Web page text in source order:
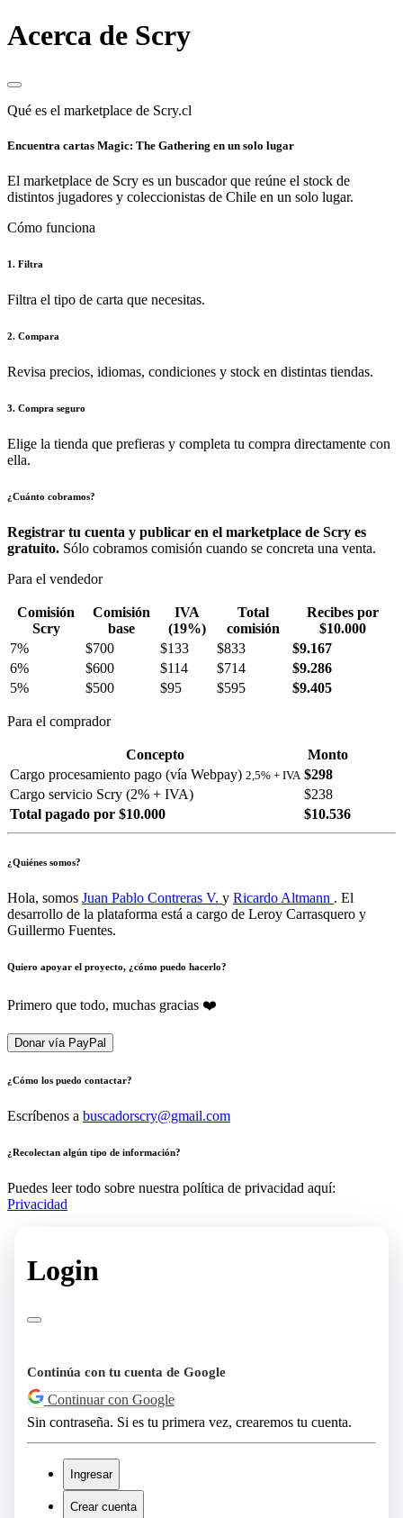
Acerca de Scry
Qué es el marketplace de Scry.cl
Encuentra cartas Magic: The Gathering en un solo lugar
El marketplace de Scry es un buscador que reúne el stock de
distintos jugadores y coleccionistas de Chile en un solo lugar.
Cómo funciona
1. Filtra
Filtra el tipo de carta que necesitas.
2. Compara
Revisa precios, idiomas, condiciones y stock en distintas tiendas.
3. Compra seguro
Elige la tienda que prefieras y completa tu compra directamente con
ella.
¿Cuánto cobramos?
Registrar tu cuenta y publicar en el marketplace de Scry es
gratuito. Sólo cobramos comisión cuando se concreta una venta.
Para el vendedor
Comisión
Scry
Comisión
base
IVA
(19%)
Total
comisión
Recibes por
$10.000
7%
$700 $133 $833
$9.167
6%
$600 $114 $714
$9.286
5%
$500 $95 $595 $9.405
Para el comprador
Concepto
Monto
Cargo procesamiento pago (vía Webpay) 2,5% + IVA $298
Cargo servicio Scry (2% + IVA)
$238
Total pagado por $10.000
$10.536
¿Quiénes somos?
Hola, somos Juan Pablo Contreras V. y Ricardo Altmann . El
desarrollo de la plataforma está a cargo de Leroy Carrasquero y
Guillermo Fuentes.
Quiero apoyar el proyecto, ¿cómo puedo hacerlo?
Primero que todo, muchas gracias ❤️
Donar vía PayPal
¿Cómo los puedo contactar?
Escríbenos a buscadorscry@gmail.com
¿Recolectan algún tipo de información?
Puedes leer todo sobre nuestra política de privacidad aquí:
Privacidad
Login
Continúa con tu cuenta de Google
Continuar con Google
Sin contraseña. Si es tu primera vez, crearemos tu cuenta.
Ingresar
Crear cuenta